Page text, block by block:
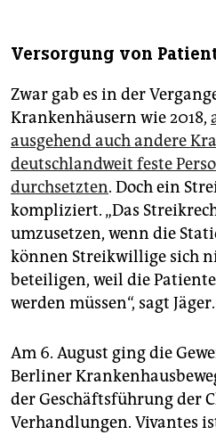
Versorgung von
Zwar gab es in der
Krankenhäusern wie 2018,
ausgehend auch andere
deutschlandweit feste
durchsetzten. Doch ein
kompliziert. „Das
umzusetzen, wenn die
können Streikwillige sich
beteiligen, weil die
werden müssen“, sagt Jäger.
Am 6. August ging die
Berliner
der Geschäftsführung der
Verhandlungen. Vivantes